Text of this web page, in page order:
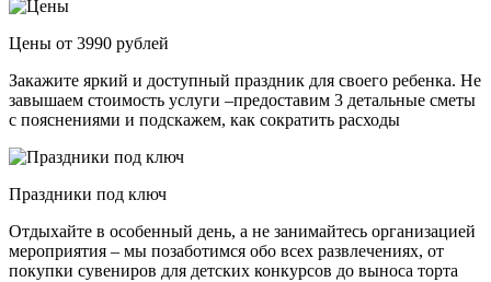
Цены от 3990 рублей
Закажите яркий и доступный праздник для своего ребенка. Не
завышаем стоимость услуги –предоставим 3 детальные сметы
с пояснениями и подскажем, как сократить расходы
Праздники под ключ
Отдыхайте в особенный день, а не занимайтесь организацией
мероприятия – мы позаботимся обо всех развлечениях, от
покупки сувениров для детских конкурсов до выноса торта